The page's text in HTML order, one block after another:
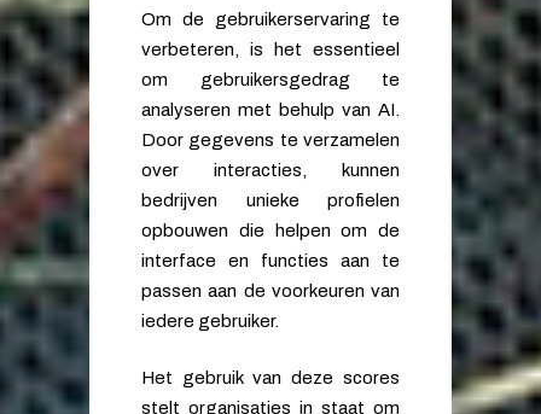
Om de gebruikerservaring te
verbeteren, is het essentieel
om gebruikersgedrag te
analyseren met behulp van AI.
Door gegevens te verzamelen
over interacties, kunnen
bedrijven unieke profielen
opbouwen die helpen om de
interface en functies aan te
passen aan de voorkeuren van
iedere gebruiker.
Het gebruik van deze scores
stelt organisaties in staat om